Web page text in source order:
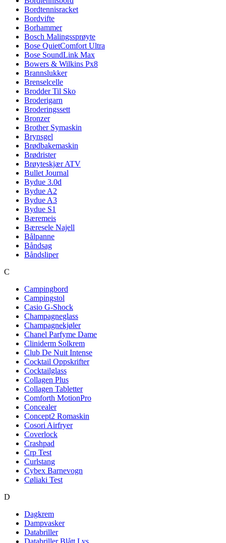
Bordtennisracket
Bordvifte
Borhammer
Bosch Malingssprøyte
Bose QuietComfort Ultra
Bose SoundLink Max
Bowers & Wilkins Px8
Brannslukker
Brenselcelle
Brodder Til Sko
Broderigarn
Broderingssett
Bronzer
Brother Symaskin
Brynsgel
Brødbakemaskin
Brødrister
Brøyteskjær ATV
Bullet Journal
Bydue 3.0d
Bydue A2
Bydue A3
Bydue S1
Bæremeis
Bæresele Najell
Bålpanne
Båndsag
Båndsliper
C
Campingbord
Campingstol
Casio G-Shock
Champagneglass
Champagnekjøler
Chanel Parfyme Dame
Cliniderm Solkrem
Club De Nuit Intense
Cocktail Oppskrifter
Cocktailglass
Collagen Plus
Collagen Tabletter
Comforth MotionPro
Concealer
Concept2 Romaskin
Cosori Airfryer
Coverlock
Crashpad
Crp Test
Curlstang
Cybex Barnevogn
Cøliaki Test
D
Dagkrem
Dampvasker
Databriller
Databriller Blått Lys